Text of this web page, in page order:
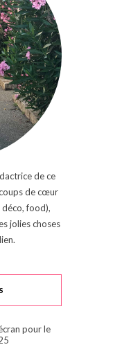
de ce
de cœur
food),
jolies choses
pour le